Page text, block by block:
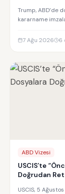
Trump, ABD’de
kararname
7 Ağu 2026
6
ABD Vizesi
USCIS’te
Doğrudan
USCIS, 5